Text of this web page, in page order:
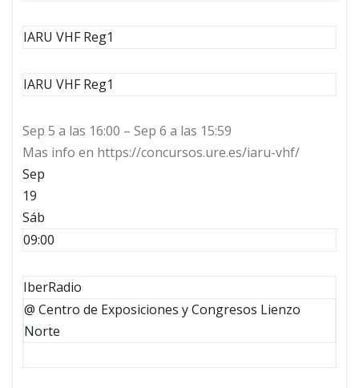
IARU VHF Reg1
IARU VHF Reg1
Sep 5 a las 16:00 – Sep 6 a las 15:59
Mas info en https://concursos.ure.es/iaru-vhf/
Sep
19
Sáb
09:00
IberRadio
@ Centro de Exposiciones y Congresos Lienzo
Norte